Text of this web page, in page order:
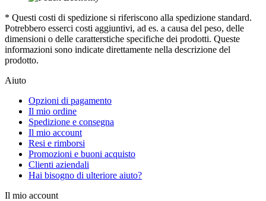
* Questi costi di spedizione si riferiscono alla spedizione standard.
Potrebbero esserci costi aggiuntivi, ad es. a causa del peso, delle
dimensioni o delle caratterstiche specifiche dei prodotti. Queste
informazioni sono indicate direttamente nella descrizione del
prodotto.
Aiuto
Opzioni di pagamento
Il mio ordine
Spedizione e consegna
Il mio account
Resi e rimborsi
Promozioni e buoni acquisto
Clienti aziendali
Hai bisogno di ulteriore aiuto?
Il mio account